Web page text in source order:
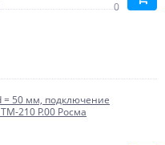
0
50 мм, подключение
210 P.00 Росма